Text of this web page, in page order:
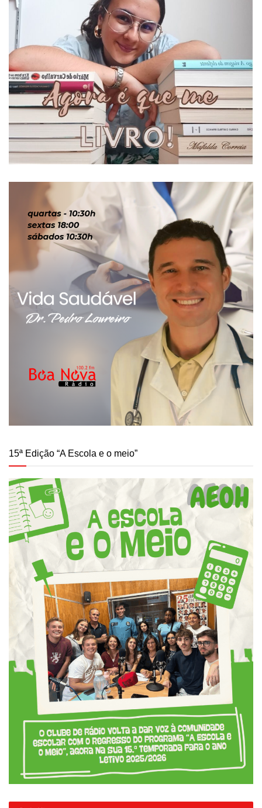
15ª Edição “A Escola e o meio”